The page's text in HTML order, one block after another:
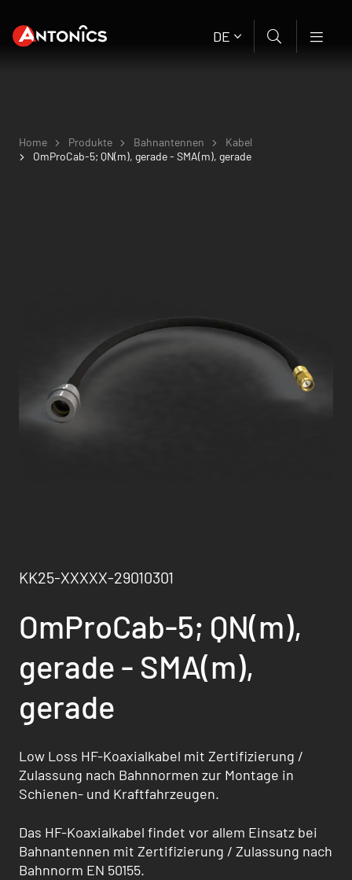
DE
Home Produkte Bahnantennen
Kabel
OmProCab-5; QN(m), gerade - SMA(m), gerade
KK25-XXXXX-29010301
OmProCab-5; QN(m),
gerade - SMA(m),
gerade
Low Loss HF-Koaxialkabel mit Zertifizierung /
Zulassung nach Bahnnormen zur Montage in
Schienen- und Kraftfahrzeugen.
Das HF-Koaxialkabel findet vor allem Einsatz bei
Bahnantennen mit Zertifizierung / Zulas­sung nach
Bahnnorm EN 50155.